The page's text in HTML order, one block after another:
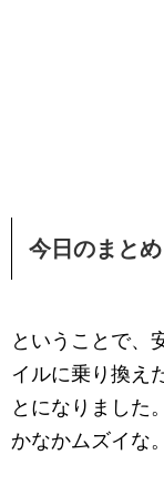
今日のまとめ
ということで、
イルに乗り換え
とになりました
かなかムズイな。